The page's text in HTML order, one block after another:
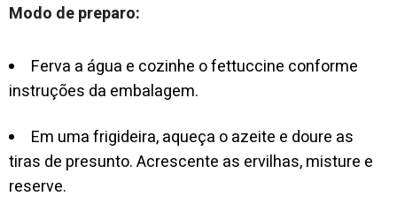
Modo de preparo:
Ferva a água e cozinhe o fettuccine conforme
instruções da embalagem.
Em uma frigideira, aqueça o azeite e doure as
tiras de presunto. Acrescente as ervilhas, misture e
reserve.